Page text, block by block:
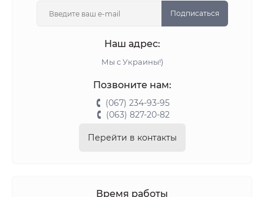
Подписаться
Наш адрес:
Мы с Украины!)
Позвоните нам:
(067) 234-93-95
(063) 827-20-82
Перейти в контакты
Время работы